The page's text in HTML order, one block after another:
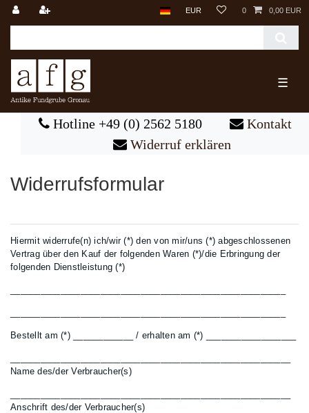
EUR 0 0,00 EUR
☰
Hotline +49 (0) 2562 5180
Kontakt
Widerruf erklären
Widerrufs­formular
Hiermit widerrufe(n) ich/wir (*) den von mir/uns (*) abgeschlossenen
Vertrag über den Kauf der folgenden Waren (*)/die Erbringung der
folgenden Dienstleistung (*)
Bestellt am (*) ____________ / erhalten am (*) __________________
Name des/der Verbraucher(s)
Anschrift des/der Verbraucher(s)